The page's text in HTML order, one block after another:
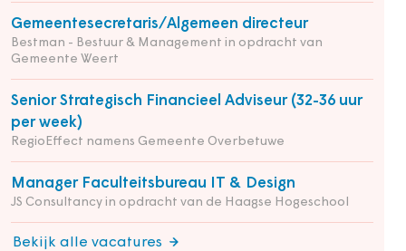
Gemeentesecretaris/Algemeen directeur
Bestman - Bestuur & Management in opdracht van
Gemeente Weert
Senior Strategisch Financieel Adviseur (32-36 uur
per week)
RegioEffect namens Gemeente Overbetuwe
Manager Faculteitsbureau IT & Design
JS Consultancy in opdracht van de Haagse Hogeschool
Bekijk alle vacatures